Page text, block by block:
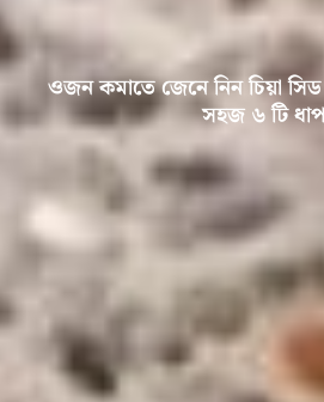
ওজন কমাতে জেনে নিন চিয়া
সহজ ৬ টি